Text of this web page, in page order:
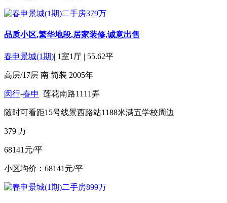
品质小区,繁华地段,居家装修,诚意出售
春申景城(1期)| 1室1厅 | 55.62平
高层/17层 南 简装 2005年
闵行-春申 莲花南路1111弄
随时可看距15号线景西路站1188米满五学校周边
379 万
68141元/平
小区均价：68141元/平